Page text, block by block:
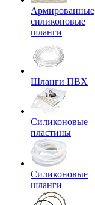
Армированные
силиконовые
шланги
Шланги ПВХ
Силиконовые
пластины
Силиконовые
шланги